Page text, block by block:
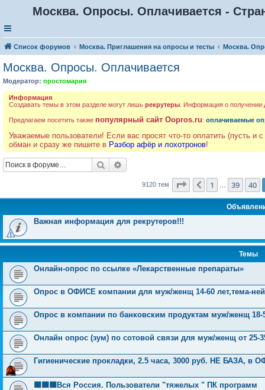
Москва. Опросы. Оплачивается -
Список форумов Москва. Приглашения на опросы и тесты Москва.
Москва. Опросы. Оплачивается
Модератор: простомария
Информация
Создавать темы в этом разделе могут лишь рекрутеры . Информация о получении
Предлагаем посетить также популярный сайт Oopros.ru: оплачиваемые
Уважаемые пользователи! Если вас просят что-то оплатить (пусть и
обман и сразу же пишите в Разбор афёр и лохотронов!
Поиск
9120 тем Страница 41из 365
Пред.
1 39 40
Важная информация для рекрутеров!!!
Темы
Онлайн-опрос по ссылке «Лекарственные препараты»
Опрос в ОФИСЕ компании для муж/женщ 14-60 лет,тема-
Опрос в компании по банковским продуктам муж/женщ 18-
Онлайн опрос (зум) по сотовой связи для муж/женщ от 25-
Гигиенические прокладки, 2.5 часа, 3000 руб. НЕ БАЗА, в
🟩🟩🟩Вся Россия. Пользователи "тяжелых " ПК программ